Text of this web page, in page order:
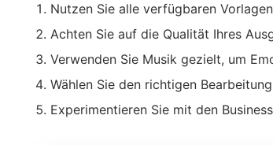
Nutzen Sie alle verfügbaren
Achten Sie auf die Qualität Ihres
Verwenden Sie Musik gezielt, um
Wählen Sie den richtigen
Experimentieren Sie mit den